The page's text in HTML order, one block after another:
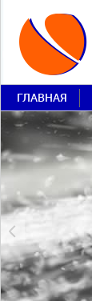
ГЛАВНАЯ